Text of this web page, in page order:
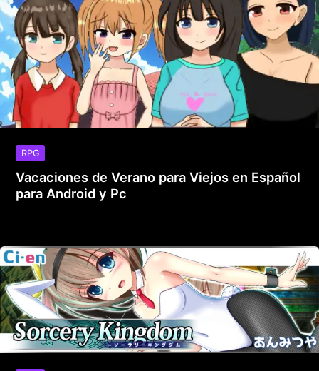
RPG
Vacaciones de Verano para Viejos en Español
para Android y Pc